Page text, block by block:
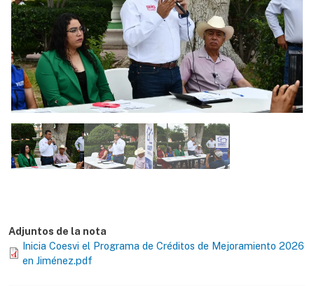
Adjuntos de la nota
Inicia Coesvi el Programa de Créditos de Mejoramiento 2026
en Jiménez.pdf